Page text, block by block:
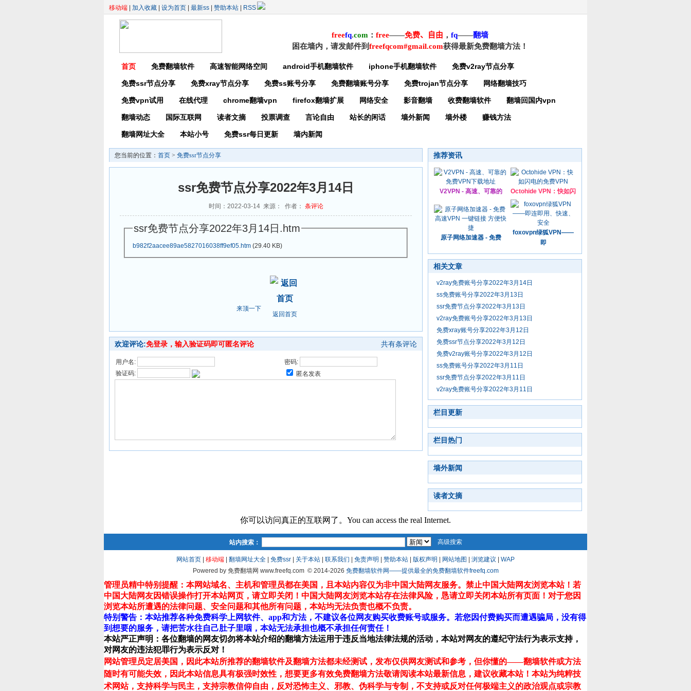
移动端 加入收藏 设为首页 最新ss 赞助本站 RSS
freefq.com ： free——免费、自由 ， fq——翻墙
困在墙内，请发邮件到freefqcom#gmail.com获得最新免费翻墙方法！
首页 免费翻墙软件 高速智能网络空间 android手机翻墙软件 iphone手机翻墙软件 免费v2ray节点分享
免费ssr节点分享 免费xray节点分享 免费ss账号分享 免费翻墙账号分享 免费trojan节点分享 网络翻墙技巧
免费vpn试用 在线代理 chrome翻墙vpn firefox翻墙扩展 网络安全 影音翻墙 收费翻墙软件 翻墙回国内vpn
翻墙动态 国际互联网 读者文摘 投票调查 言论自由 站长的闲话 墙外新闻 墙外楼 赚钱方法
翻墙网址大全 本站小号 免费ssr每日更新 墙内新闻
您当前的位置： 首页 > 免费ssr节点分享
ssr免费节点分享2022年3月14日
时间：2022-03-14 来源： 作者： 条评论
ssr免费节点分享2022年3月14日.htm
b982f2aacee89ae5827016038ff9ef05.htm (29.40 KB)
来顶一下
返回首页
欢迎评论:免登录，输入验证码即可匿名评论 共有条评论
用户名:
密码:
验证码:
匿名发表
推荐资讯
V2VPN - 高速、可靠的 Octohide VPN：快如闪
原子网络加速器 - 免费
foxovpn绿狐VPN——
即
相关文章
v2ray免费账号分享2022年3月14日
ss免费账号分享2022年3月13日
ssr免费节点分享2022年3月13日
v2ray免费账号分享2022年3月13日
免费xray账号分享2022年3月12日
免费ssr节点分享2022年3月12日
免费v2ray账号分享2022年3月12日
ss免费账号分享2022年3月11日
ssr免费节点分享2022年3月11日
v2ray免费账号分享2022年3月11日
栏目更新
栏目热门
墙外新闻
读者文摘
你可以访问真正的互联网了。You can access the real Internet.
站内搜索： 高级搜索
网站首页 移动端 翻墙网址大全 免费ssr 关于本站 联系我们 免责声明 赞助本站 版权声明 网站地图 浏览建议
WAP
Powered by 免费翻墙网 www.freefq.com© 2014-2026 免费翻墙软件网——提供最全的免费翻墙软件freefq.com
管理员精中特别提醒：本网站域名、主机和管理员都在美国，且本站内容仅为非中国大陆网友服务。禁止中国大陆网友浏览本站！若
中国大陆网友因错误操作打开本站网页，请立即关闭！中国大陆网友浏览本站存在法律风险，恳请立即关闭本站所有页面！对于您因
浏览本站所遭遇的法律问题、安全问题和其他所有问题，本站均无法负责也概不负责。
特别警告：本站推荐各种免费科学上网软件、app和方法，不建议各位网友购买收费账号或服务。若您因付费购买而遭遇骗局，没有得
到想要的服务，请把苦水往自己肚子里咽，本站无法承担也概不承担任何责任！
本站严正声明：各位翻墙的网友切勿将本站介绍的翻墙方法运用于违反当地法律法规的活动，本站对网友的遵纪守法行为表示支持，
对网友的违法犯罪行为表示反对！
网站管理员定居美国，因此本站所推荐的翻墙软件及翻墙方法都未经测试，发布仅供网友测试和参考，但你懂的——翻墙软件或方法
随时有可能失效，因此本站信息具有极强时效性，想要更多有效免费翻墙方法敬请阅读本站最新信息，建议收藏本站！ 本站为纯粹技
术网站，支持科学与民主，支持宗教信仰自由，反对恐怖主义、邪教、伪科学与专制，不支持或反对任何极端主义的政治观点或宗教